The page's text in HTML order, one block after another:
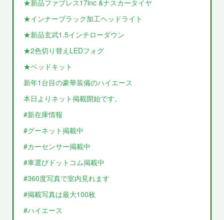
★新品ファブレス17inc &ナスカータイヤ
★インナーブラック加工ヘッドライト
★新品玄武1.5インチローダウン
★2色切り替えLEDフォグ
★ベッドキット
新年1台目の豪華装備のハイエース
本日よりネット掲載開始です。
#新在庫情報
#グーネット掲載中
#カーセンサー掲載中
#車選びドットコム掲載中
#360度写真で室内見れます
#掲載写真は最大100枚
#ハイエース